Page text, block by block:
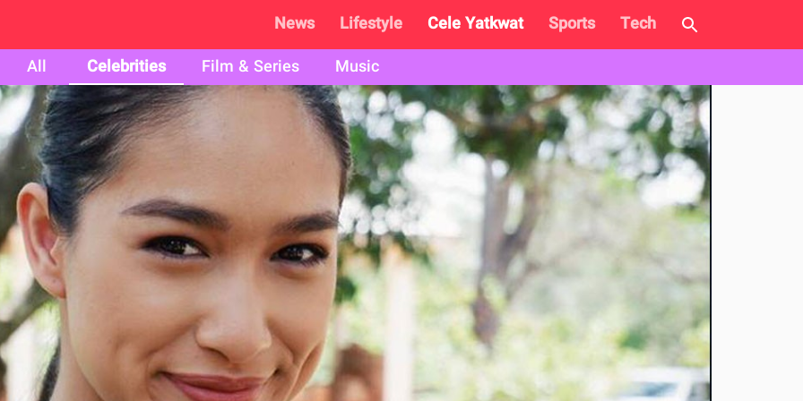
News Lifestyle Cele Yatkwat Sports
Tech
All
Celebrities Film & Series Music